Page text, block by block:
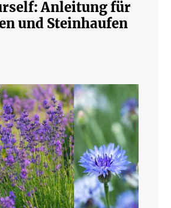
Anleitung für
und Steinhaufen